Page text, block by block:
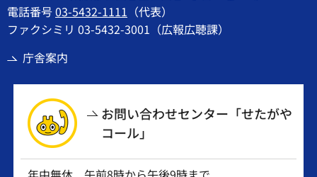
電話番号03-5432-1111 （代表）
ファクシミリ 03-5432-3001（広報広聴課）
庁舎案内
お問い合わせセンター「せたがや
コール」